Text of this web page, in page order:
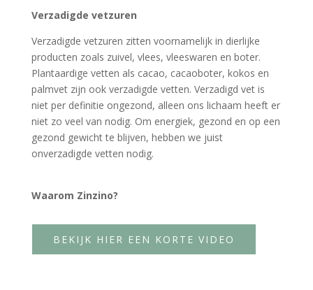
Verzadigde vetzuren
Verzadigde vetzuren zitten voornamelijk in dierlijke
producten zoals zuivel, vlees, vleeswaren en boter.
Plantaardige vetten als cacao, cacaoboter, kokos en
palmvet zijn ook verzadigde vetten. Verzadigd vet is
niet per definitie ongezond, alleen ons lichaam heeft er
niet zo veel van nodig. Om energiek, gezond en op een
gezond gewicht te blijven, hebben we juist
onverzadigde vetten nodig.
Waarom Zinzino?
BEKIJK HIER EEN KORTE VIDEO